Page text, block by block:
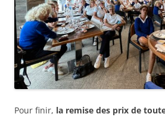
Pour finir, la remise des prix de